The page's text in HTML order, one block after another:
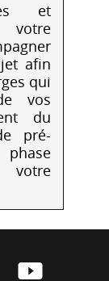
et
afin
qui
vos
du
pré-